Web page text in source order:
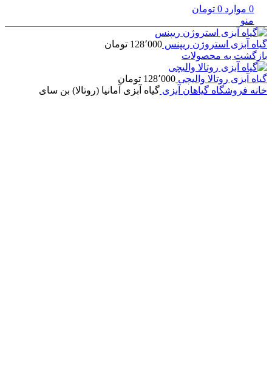
0 موارد 0 تومان
منو
گیاه آبزی استروژن ریپنس 128٬000 تومان
بازگشت به محصولات
گیاه آبزی روتالا والیچی 128٬000 تومان
خانه فروشگاه گیاهان آبزی گیاه آبزی آمانیا (روتالا) بن سای